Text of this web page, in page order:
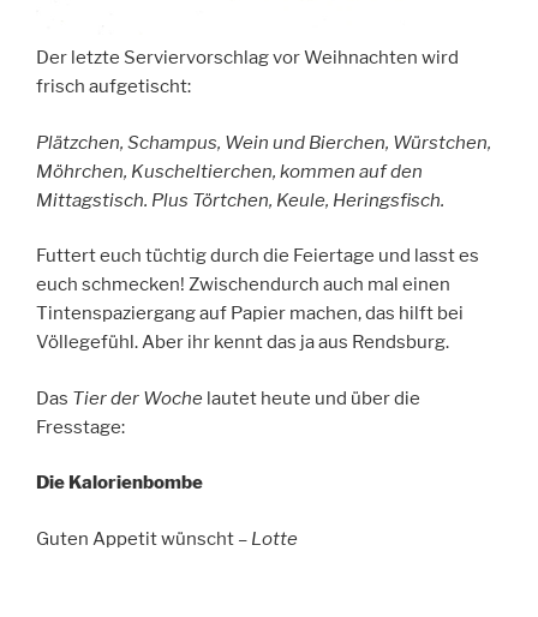
Der letzte Serviervorschlag vor Weihnachten wird
frisch aufgetischt:
Plätzchen, Schampus, Wein und Bierchen, Würstchen,
Möhrchen, Kuscheltierchen, kommen auf den
Mittagstisch. Plus Törtchen, Keule, Heringsfisch.
Futtert euch tüchtig durch die Feiertage und lasst es
euch schmecken! Zwischendurch auch mal einen
Tintenspaziergang auf Papier machen, das hilft bei
Völlegefühl. Aber ihr kennt das ja aus Rendsburg.
Das Tier der Woche lautet heute und über die
Fresstage:
Die Kalorienbombe
Guten Appetit wünscht – Lotte